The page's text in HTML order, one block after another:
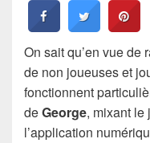
On sait qu’en vue de
de non joueuses et
fonctionnent
deGeorge, mixant le
l’application